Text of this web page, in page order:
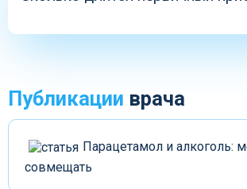
Публикации врача
Парацетамол и алкоголь:
совмещать